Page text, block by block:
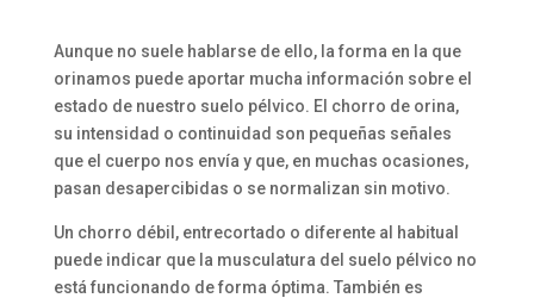
Aunque no suele hablarse de ello, la forma en la que
orinamos puede aportar mucha información sobre el
estado de nuestro suelo pélvico. El chorro de orina,
su intensidad o continuidad son pequeñas señales
que el cuerpo nos envía y que, en muchas ocasiones,
pasan desapercibidas o se normalizan sin motivo.
Un chorro débil, entrecortado o diferente al habitual
puede indicar que la musculatura del suelo pélvico no
está funcionando de forma óptima. También es